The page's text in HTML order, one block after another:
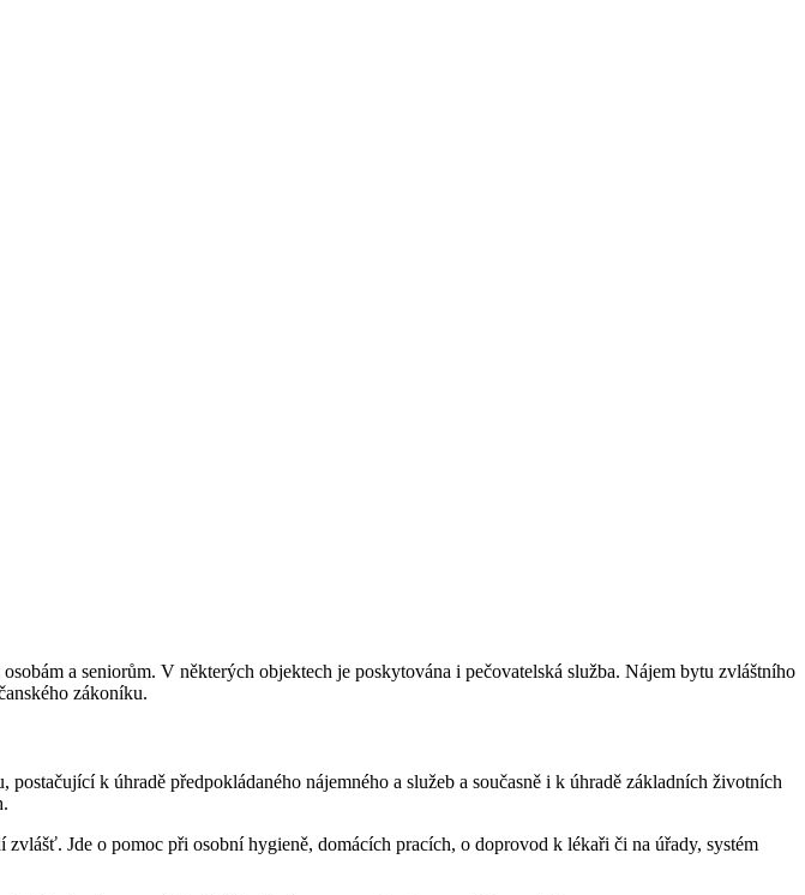
a seniorům. V některých objektech je poskytována i pečovatelská služba. Nájem bytu zvláštního
zákoníku.
k úhradě předpokládaného nájemného a služeb a současně i k úhradě základních životních
Jde o pomoc při osobní hygieně, domácích pracích, o doprovod k lékaři či na úřady, systém